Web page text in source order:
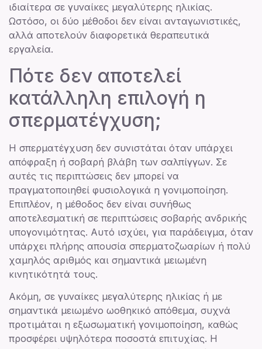
ιδιαίτερα σε γυναίκες μεγαλύτερης ηλικίας.
Ωστόσο, οι δύο μέθοδοι δεν είναι ανταγωνιστικές,
αλλά αποτελούν διαφορετικά θεραπευτικά
εργαλεία.
Πότε δεν αποτελεί
κατάλληλη επιλογή η
σπερματέγχυση;
Η σπερματέγχυση δεν συνιστάται όταν υπάρχει
απόφραξη ή σοβαρή βλάβη των σαλπίγγων. Σε
αυτές τις περιπτώσεις δεν μπορεί να
πραγματοποιηθεί φυσιολογικά η γονιμοποίηση.
Επιπλέον, η μέθοδος δεν είναι συνήθως
αποτελεσματική σε περιπτώσεις σοβαρής ανδρικής
υπογονιμότητας. Αυτό ισχύει, για παράδειγμα, όταν
υπάρχει πλήρης απουσία σπερματοζωαρίων ή πολύ
χαμηλός αριθμός και σημαντικά μειωμένη
κινητικότητά τους.
Ακόμη, σε γυναίκες μεγαλύτερης ηλικίας ή με
σημαντικά μειωμένο ωοθηκικό απόθεμα, συχνά
προτιμάται η εξωσωματική γονιμοποίηση, καθώς
προσφέρει υψηλότερα ποσοστά επιτυχίας. Η